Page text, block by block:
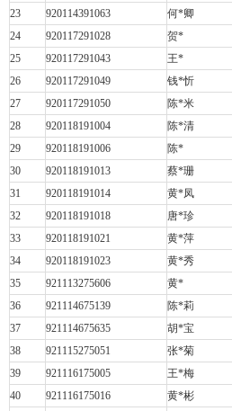
23
920114391063 何*卿
24
920117291028 贺*
25
920117291043 王*
26
920117291049 钱*忻
27
920117291050 陈*米
28
920118191004 陈*清
29
920118191006 陈*
30
920118191013 蔡*珊
31
920118191014 黄*凤
32
920118191018 唐*珍
33
920118191021 黄*萍
34
920118191023 黄*秀
35
921113275606 黄*
36
921114675139 陈*莉
37
921114675635 胡*宝
38
921115275051 张*菊
39
921116175005 王*梅
40
921116175016 黄*彬